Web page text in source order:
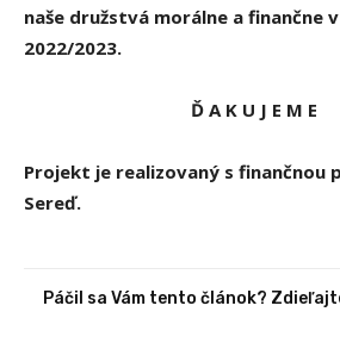
naše družstvá morálne a finančne
2022/2023.
Ď A K U J E M E
Projekt je realizovaný s finančnou
Sereď.
Páčil sa Vám tento článok?